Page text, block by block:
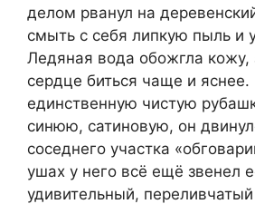
делом рванул на
смыть с себя липкую пыль и
Ледяная вода обожгла кожу,
сердце биться чаще и
единственную чистую
синюю, сатиновую, он
соседнего участка
ушах у него всё ещё звенел
удивительный,